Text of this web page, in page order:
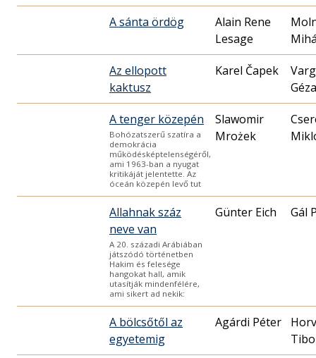
A sánta ördög
Alain Rene
Lesage
Az ellopott
kaktusz
Karel Čapek
Géza
A tenger közepén
Bohózatszerű szatíra a
demokrácia
működésképtelenségéről,
ami 1963-ban a nyugat
kritikáját jelentette. Az
óceán közepén levő tut
Slawomir
Mrożek
Allahnak száz
neve van
A 20. századi Arábiában
játszódó történetben
Hakim és felesége
hangokat hall, amik
utasítják mindenfélére,
ami sikert ad nekik:
Günter Eich Gál
A bölcsőtől az
egyetemig
Agárdi Péter